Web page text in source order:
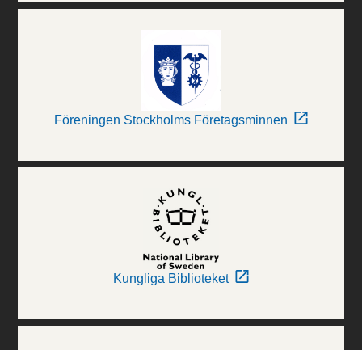
Föreningen Stockholms Företagsminnen
Kungliga Biblioteket